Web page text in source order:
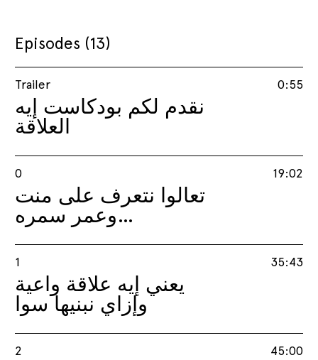
Episodes (13)
Trailer
نقدم لكم بودكاست إيه
العلاقة
0:55
0
تعالوا نتعرف على منت
وعمر سمره…
19:02
1
يعني إيه علاقة واعية
وإزاي نبنيها سوا
35:43
2 45:00